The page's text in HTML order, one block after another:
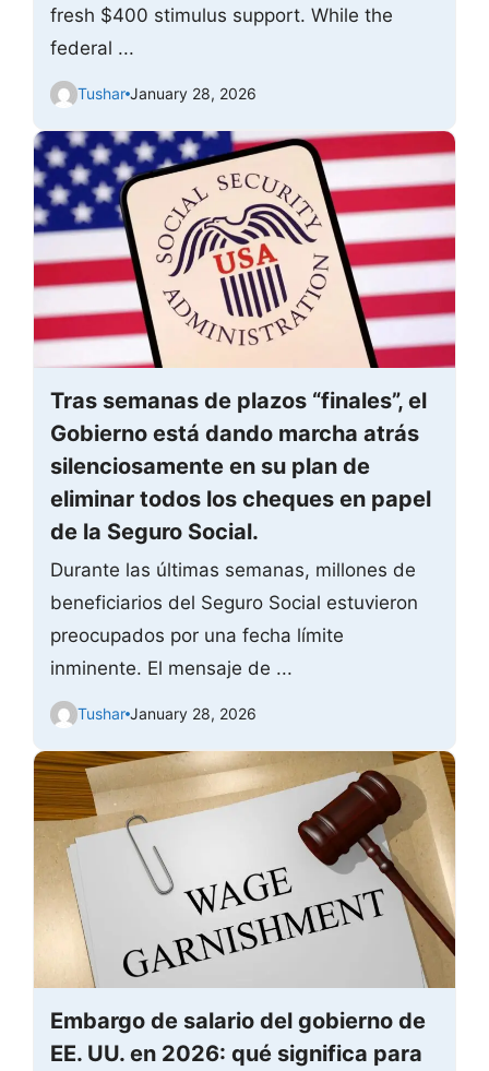
fresh $400 stimulus support. While the
federal ...
Tushar January 28, 2026
Tras semanas de plazos “finales”, el
Gobierno está dando marcha atrás
silenciosamente en su plan de
eliminar todos los cheques en papel
de la Seguro Social.
Durante las últimas semanas, millones de
beneficiarios del Seguro Social estuvieron
preocupados por una fecha límite
inminente. El mensaje de ...
Tushar January 28, 2026
Embargo de salario del gobierno de
EE. UU. en 2026: qué significa para